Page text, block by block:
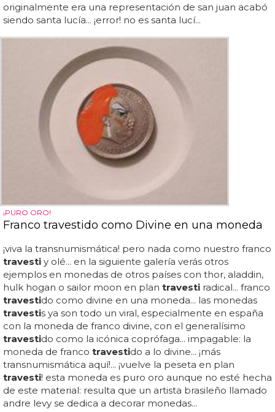
originalmente era una representación de san juan acabó
siendo santa lucía... ¡error! no es santa lucí...
¡PURO ORO!
Franco travestido como Divine en una moneda
¡viva la transnumismática! pero nada como nuestro franco
travesti y olé... en la siguiente galería verás otros
ejemplos en monedas de otros países con thor, aladdin,
hulk hogan o sailor moon en plan travesti radical... franco
travestido como divine en una moneda... las monedas
travestis ya son todo un viral, especialmente en españa
con la moneda de franco divine, con el generalísimo
travestido como la icónica coprófaga... impagable: la
moneda de franco travestido a lo divine... ¡más
transnumismática aquí!... ¡vuelve la peseta en plan
travesti! esta moneda es puro oro aunque no esté hecha
de este material: resulta que un artista brasileño llamado
andre levy se dedica a decorar monedas...